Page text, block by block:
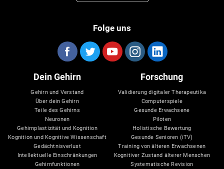
Folge uns
Dein Gehirn
Gehirn und Verstand
Über dein Gehirn
Teile des Gehirns
Neuronen
Gehirnplastizität und Kognition
Kognition und Kognitive Wissenschaft
Gedächtnisverlust
Intellektuelle Einschränkungen
Gehirnfunktionen
Forschung
Validierung digitaler Therapeutika
Computerspiele
Gesunde Erwachsene
Piloten
Holistische Bewertung
Gesunde Senioren (iTV)
Training von älteren Erwachsenen
Kognitiver Zustand älterer Menschen
Systematische Revision